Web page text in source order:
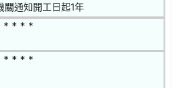
關通知開工日起1年
* * * *
* * * *